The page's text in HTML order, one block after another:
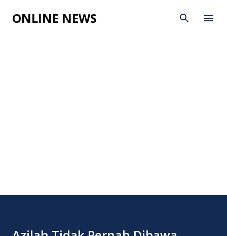
Skip to main content
ONLINE NEWS